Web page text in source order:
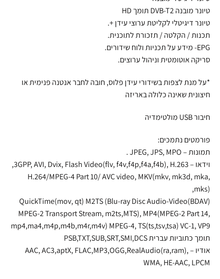
טיונר מובנה DVB-T2 תומך HD
טיונר דיגיטלי לקליטת ערוצי עידן +.
תכנות / הקלטה / תזכורת לתוכנית.
EPG- מידע על תכניות ולוח שידורים.
סריקה אוטומטית וניהול ערוצים.
*על מנת לצפות בשידורי עידן פלוס, חובה לחבר אנטנה פנימית או
חיצונית שאינה כלולה באריזה
חיבור USB מולטימדיה
פורמטים נתמכים:
תמונות – JPEG, JPS, MPO .
וידאו – 3GPP, AVI, Dvix, Flash Video(flv, f4v,f4p,f4a,f4b), H.263,
H.264/MPEG-4 Part 10/ AVC video, MKV(mkv, mk3d, mka,
mks),
QuickTime(mov, qt) M2TS (Blu-ray Disc Audio-Video(BDAV)
MPEG-2 Transport Stream, m2ts,MTS), MP4(MPEG-2 Part 14,
mp4,ma4,m4p,m4b,m4r,m4v) MPEG-4, TS(ts,tsv,tsa) VC-1, VP9
תומך כתוביות עברית PSB,TXT,SUB,SRT,SMI,DCS
אודיו – AAC, AC3,aptX, FLAC,MP3,OGG,RealAudio(ra,ram),
WMA, HE-AAC, LPCM